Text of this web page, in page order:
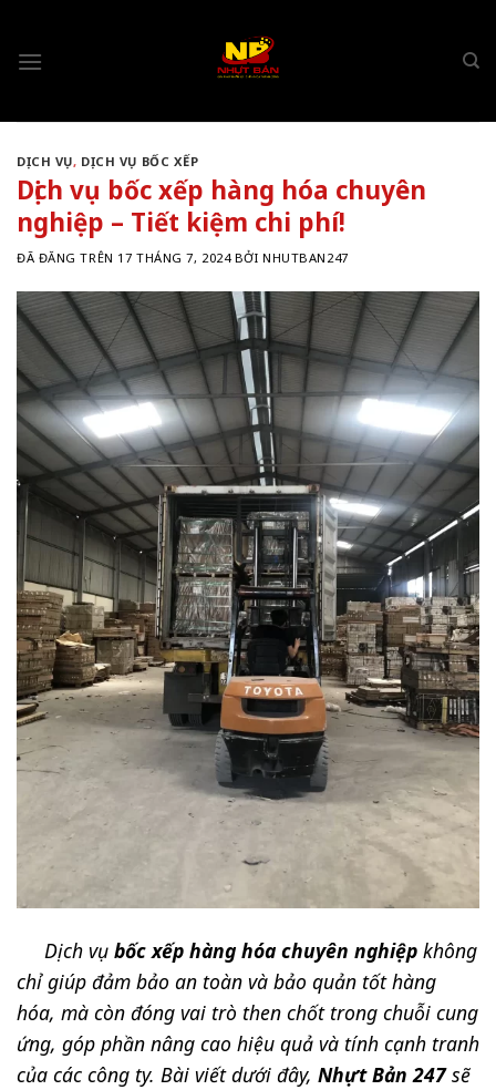
nội
DỊCH VỤ, DỊCH VỤ BỐC XẾP
Dịch vụ bốc xếp hàng hóa chuyên
nghiệp – Tiết kiệm chi phí!
ĐÃ ĐĂNG TRÊN 17 THÁNG 7, 2024 BỞINHUTBAN247
Dịch vụ bốc xếp hàng hóa chuyên nghiệp không
chỉ giúp đảm bảo an toàn và bảo quản tốt hàng
hóa, mà còn đóng vai trò then chốt trong chuỗi cung
ứng, góp phần nâng cao hiệu quả và tính cạnh tranh
của các công ty. Bài viết dưới đây, Nhựt Bản 247sẽ